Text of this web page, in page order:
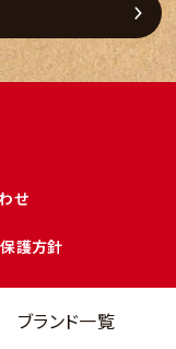
せ
護方針
ブランド一覧